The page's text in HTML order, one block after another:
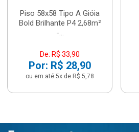
Piso 58x58 Tipo A Gióia
Bold Brilhante P4 2,68m²
-...
De: R$ 33,90
Por: R$ 28,90
ou em até 5x de R$ 5,78